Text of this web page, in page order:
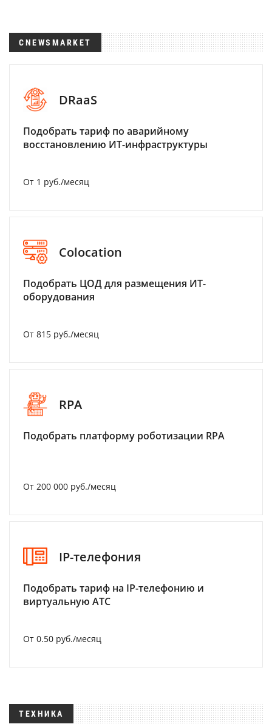
CNEWSMARKET
DRaaS
Подобрать тариф по аварийному
восстановлению ИТ-инфраструктуры
От 1 руб./месяц
Colocation
Подобрать ЦОД для размещения ИТ-
оборудования
От 815 руб./месяц
RPA
Подобрать платформу роботизации RPA
От 200 000 руб./месяц
IP-телефония
Подобрать тариф на IP-телефонию и
виртуальную АТС
От 0.50 руб./месяц
ТЕХНИКА